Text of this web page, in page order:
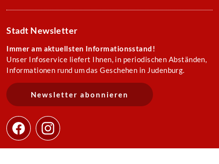
Stadt Newsletter
Immer am aktuellsten Informationsstand!
Unser Infoservice liefert Ihnen, in periodischen Abständen,
Informationen rund um das Geschehen in Judenburg.
Newsletter abonnieren